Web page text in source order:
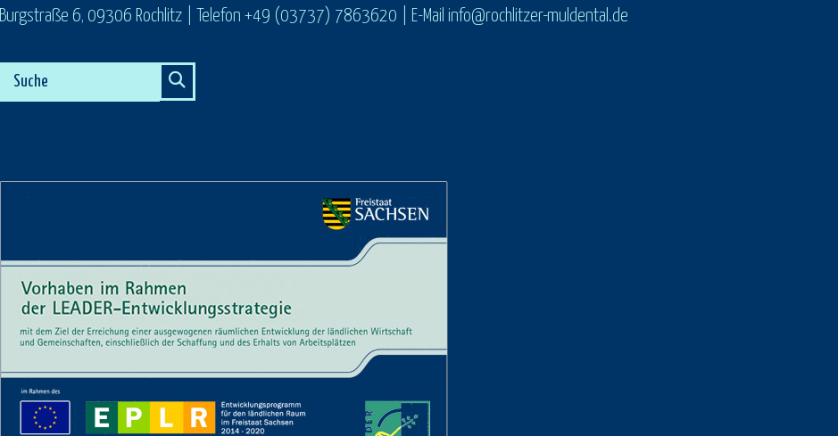
Burgstraße 6, 09306 Rochlitz | Telefon +49 (03737) 7863620 | E-Mail info@rochlitzer-muldental.de